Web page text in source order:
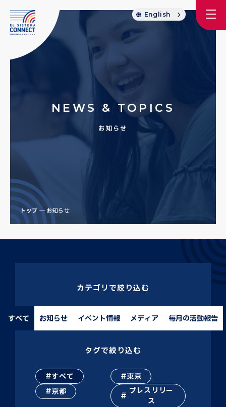
English
NEWS & TOPICS
お知らせ
トップ お知らせ
カテゴリで絞り込む
すべて お知らせ イベント情報 メディア 毎月の活動報告
タグで絞り込む
すべて
東京
京都
プレスリリー
ス